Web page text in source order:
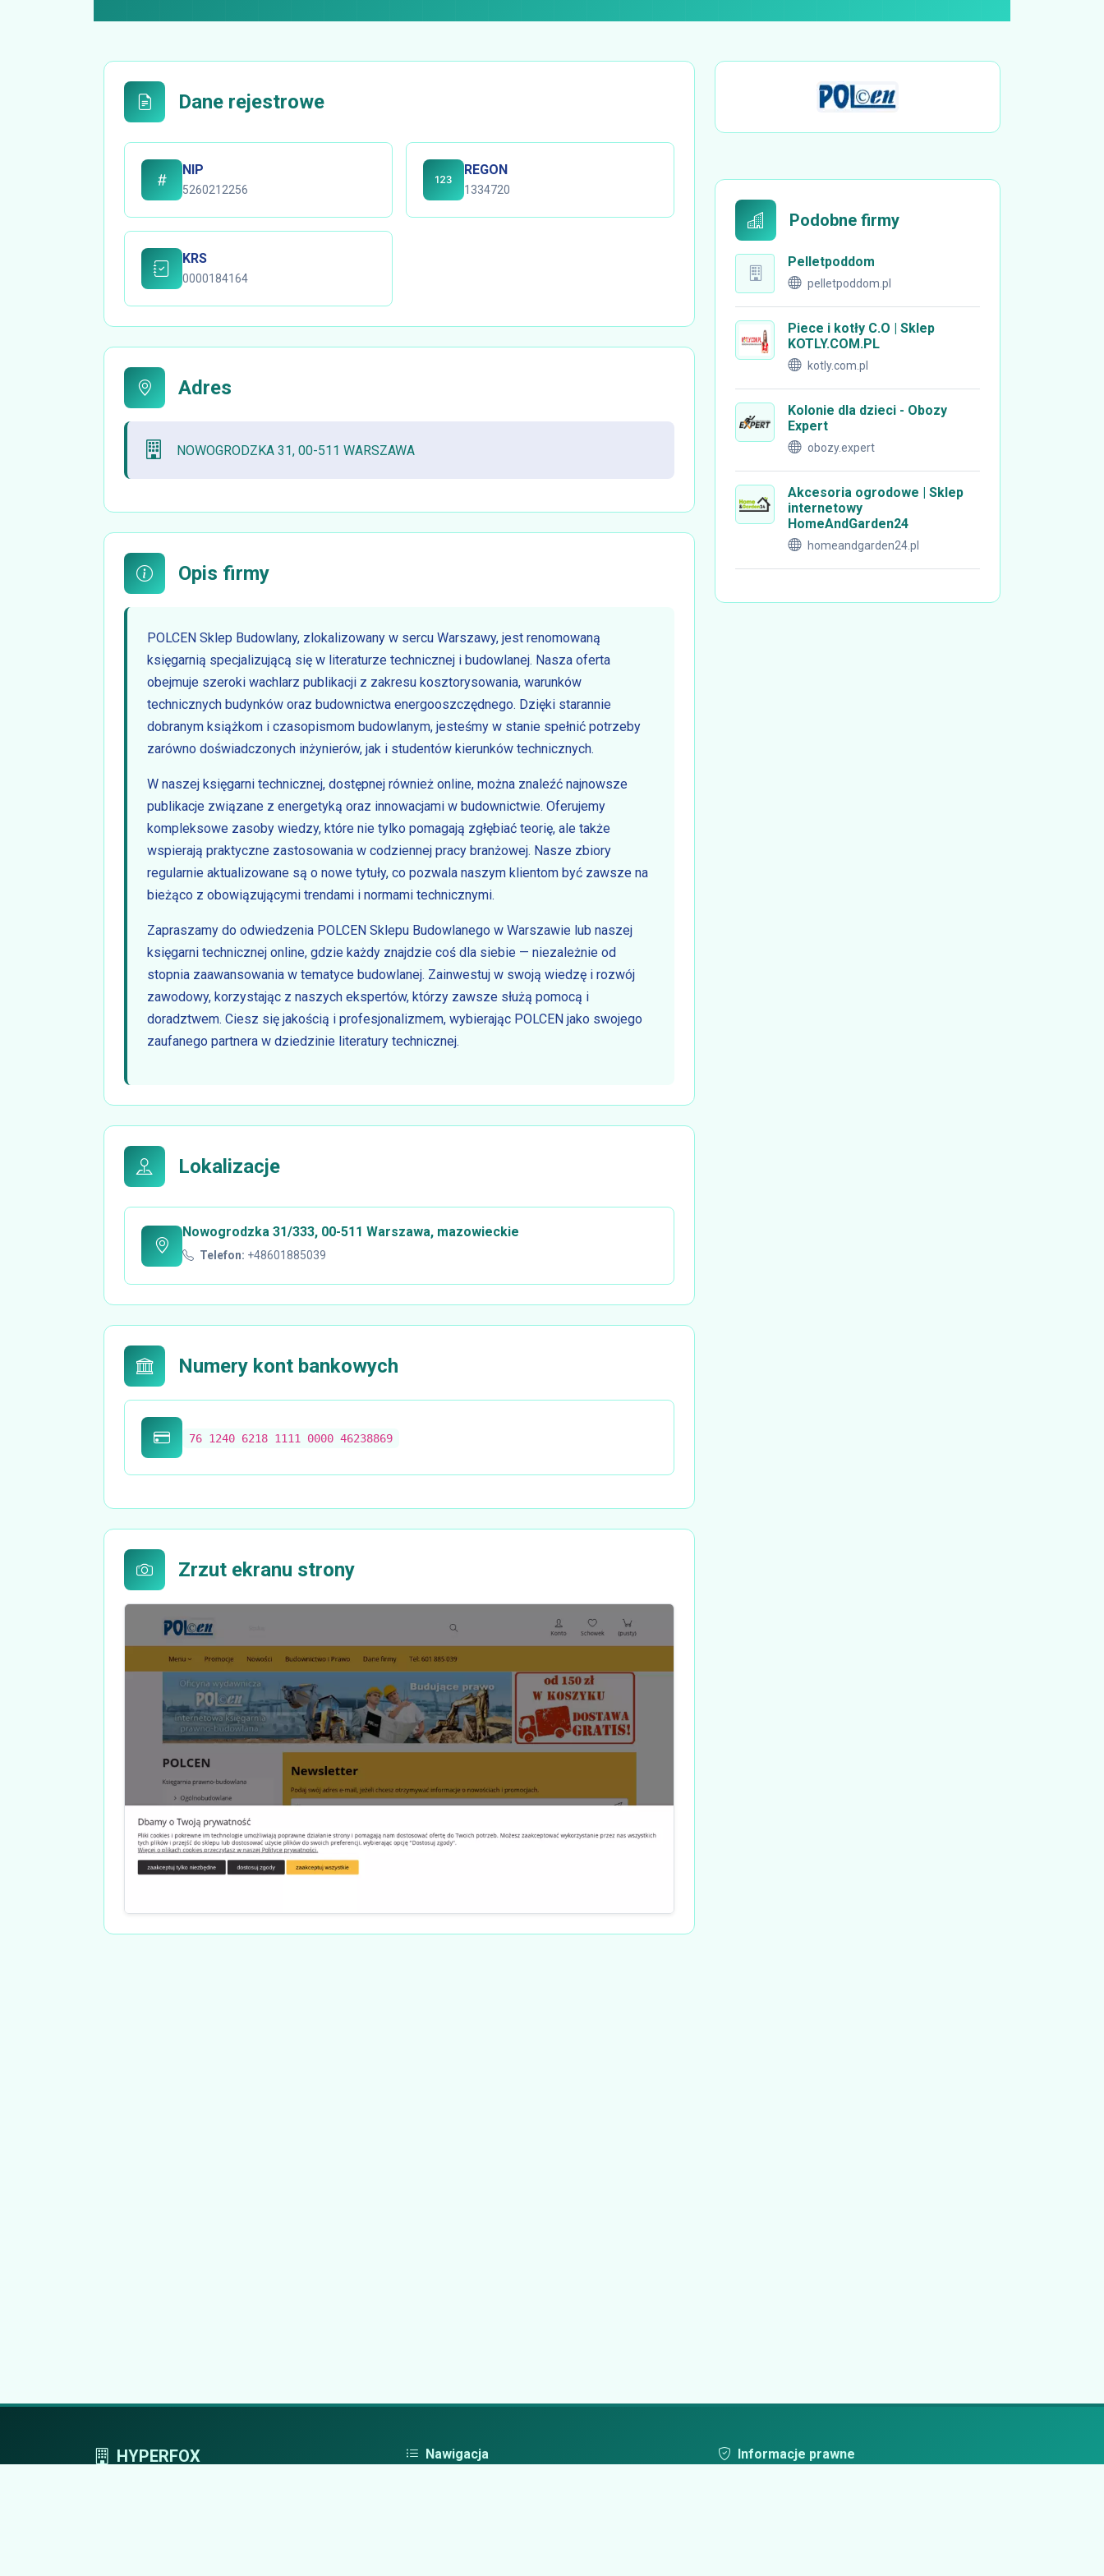
Dane rejestrowe
NIP
5260212256
REGON
1334720
KRS
0000184164
Adres
NOWOGRODZKA 31, 00-511 WARSZAWA
Opis firmy
POLCEN Sklep Budowlany, zlokalizowany w sercu Warszawy, jest renomowaną
księgarnią specjalizującą się w literaturze technicznej i budowlanej. Nasza oferta
obejmuje szeroki wachlarz publikacji z zakresu kosztorysowania, warunków
technicznych budynków oraz budownictwa energooszczędnego. Dzięki starannie
dobranym książkom i czasopismom budowlanym, jesteśmy w stanie spełnić potrzeby
zarówno doświadczonych inżynierów, jak i studentów kierunków technicznych.
W naszej księgarni technicznej, dostępnej również online, można znaleźć najnowsze
publikacje związane z energetyką oraz innowacjami w budownictwie. Oferujemy
kompleksowe zasoby wiedzy, które nie tylko pomagają zgłębiać teorię, ale także
wspierają praktyczne zastosowania w codziennej pracy branżowej. Nasze zbiory
regularnie aktualizowane są o nowe tytuły, co pozwala naszym klientom być zawsze na
bieżąco z obowiązującymi trendami i normami technicznymi.
Zapraszamy do odwiedzenia POLCEN Sklepu Budowlanego w Warszawie lub naszej
księgarni technicznej online, gdzie każdy znajdzie coś dla siebie — niezależnie od
stopnia zaawansowania w tematyce budowlanej. Zainwestuj w swoją wiedzę i rozwój
zawodowy, korzystając z naszych ekspertów, którzy zawsze służą pomocą i
doradztwem. Ciesz się jakością i profesjonalizmem, wybierając POLCEN jako swojego
zaufanego partnera w dziedzinie literatury technicznej.
Lokalizacje
Nowogrodzka 31/333, 00-511 Warszawa, mazowieckie
Telefon: +48601885039
Numery kont bankowych
76 1240 6218 1111 0000 46238869
Zrzut ekranu strony
Podobne firmy
Pelletpoddom
pelletpoddom.pl
Piece i kotły C.O | Sklep
KOTLY.COM.PL
kotly.com.pl
Kolonie dla dzieci - Obozy
Expert
obozy.expert
Akcesoria ogrodowe | Sklep
internetowy
HomeAndGarden24
homeandgarden24.pl
HYPERFOX Nawigacja Informacje prawne